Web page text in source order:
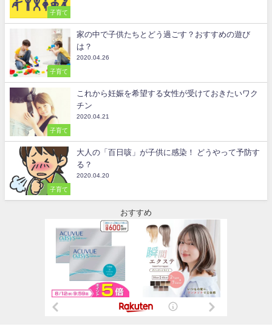
子育て
子育て
家の中で子供たちとどう過ごす？おすすめの遊び
は？
2020.04.26
子育て
これから妊娠を希望する女性が受けておきたいワク
チン
2020.04.21
子育て
大人の「百日咳」が子供に感染！ どうやって予防す
る？
2020.04.20
おすすめ